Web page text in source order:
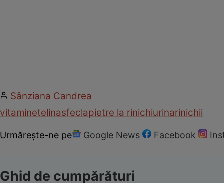
Sânziana Candrea
vitaminetelinasfeclapietre la rinichiurinarinichii
Urmărește-ne pe Google News Facebook
Ghid de cumpărături